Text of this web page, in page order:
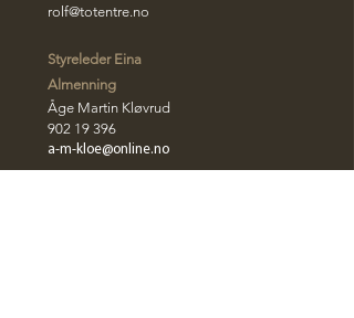
rolf@totentre.no
Styreleder Eina
Almenning
Åge Martin Kløvrud
​902 19 396
a-m-kloe@online.no